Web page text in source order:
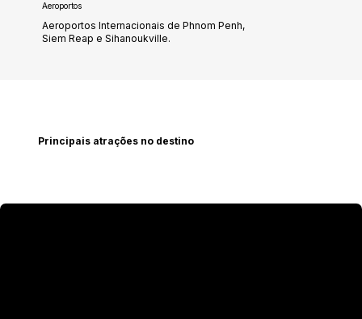
Principais atrações no destino
Aeroportos
Aeroportos Internacionais de Phnom Penh,
Siem Reap e Sihanoukville.